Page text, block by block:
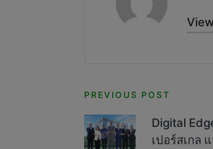
Post
navigation
PREVIOUS POST
Digital
เปอร์สเกล